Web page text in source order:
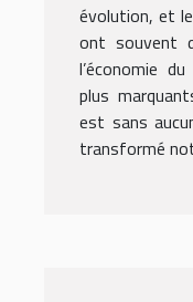
évolution, et
ont souvent
l’économie
plus
est sans
transformé